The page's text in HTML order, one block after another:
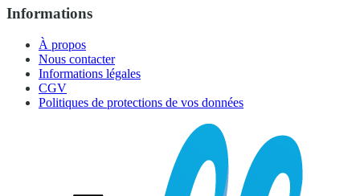
Informations
À propos
Nous contacter
Informations légales
CGV
Politiques de protections de vos données